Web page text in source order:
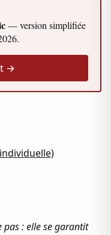
— version simplifiée
.
→
pas : elle se garantit